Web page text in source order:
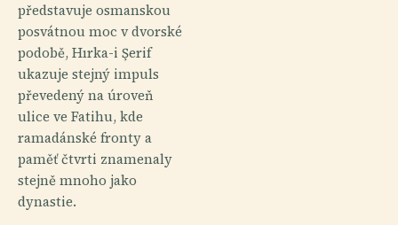
představuje osmanskou
posvátnou moc v dvorské
podobě, Hırka-i Şerif
ukazuje stejný impuls
převedený na úroveň
ulice ve Fatihu, kde
ramadánské fronty a
paměť čtvrti znamenaly
stejně mnoho jako
dynastie.